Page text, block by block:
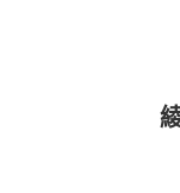
綾瀬駅 高